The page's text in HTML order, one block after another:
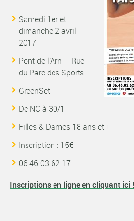
Samedi 1er et
dimanche 2 avril
2017
Pont de l'Arn – Rue
du Parc des Sports
GreenSet
De NC à 30/1
Filles & Dames 18 ans et +
Inscription : 15€
06.46.03.62.17
Inscriptions en ligne en cliquant ici !